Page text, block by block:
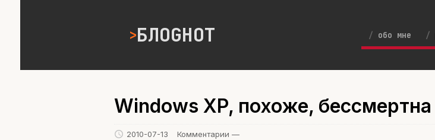
БЛОGНОТ обо мне
Windows XP, похоже, бессмертна
2010-07-13 Комментарии —